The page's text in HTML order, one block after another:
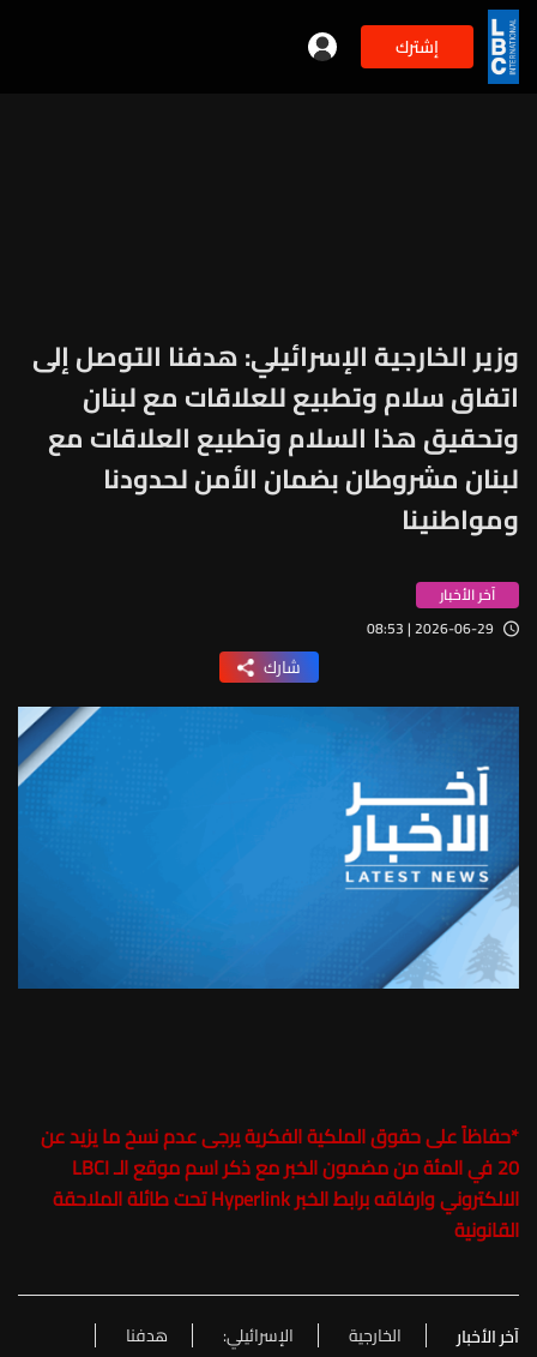
إشترك
وزير الخارجية الإسرائيلي: هدفنا التوصل إلى
اتفاق سلام وتطبيع للعلاقات مع لبنان
وتحقيق هذا السلام وتطبيع العلاقات مع
لبنان مشروطان بضمان الأمن لحدودنا
ومواطنينا
آخر الأخبار
2026-06-29 | 08:53
شارك
*حفاظاً على حقوق الملكية الفكرية يرجى عدم نسخ ما يزيد عن
20 في المئة من مضمون الخبر مع ذكر اسم موقع الـ LBCI
الالكتروني وارفاقه برابط الخبر Hyperlink تحت طائلة الملاحقة
القانونية
آخر الأخبار الخارجية الإسرائيلي:
هدفنا